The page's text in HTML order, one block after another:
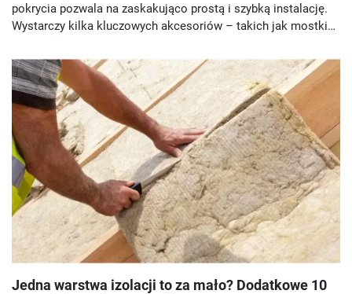
pokrycia pozwala na zaskakująco prostą i szybką instalację.
Wystarczy kilka kluczowych akcesoriów – takich jak mostki
produkować własną, tanią energię. Poznaj prosty, bezpieczny i
krok po kroku sposób na domową rewolucję energetyczną.
Jedna warstwa izolacji to za mało? Dodatkowe 10